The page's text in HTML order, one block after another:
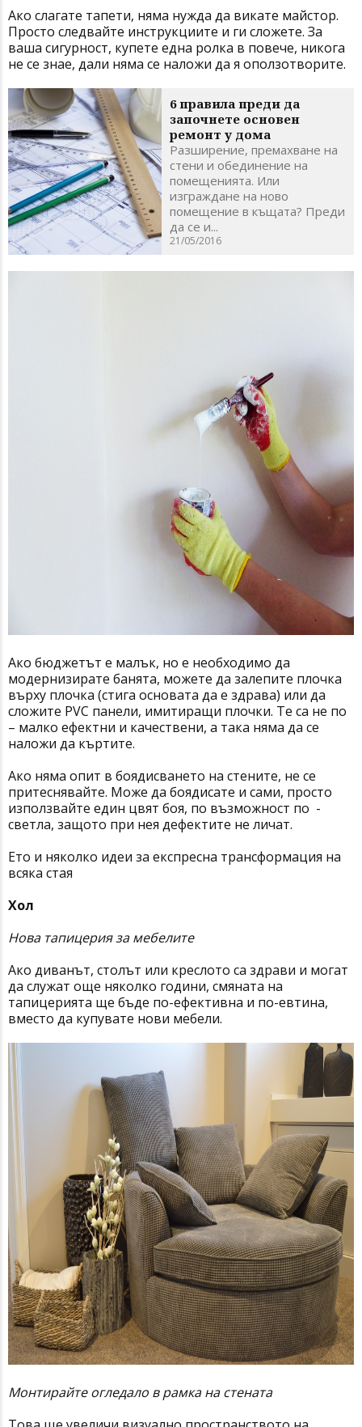
Ако слагате тапети, няма нужда да викате майстор.
Просто следвайте инструкциите и ги сложете. За
ваша сигурност, купете една ролка в повече, никога
не се знае, дали няма се наложи да я оползотворите.
6 правила преди да
започнете основен
ремонт у дома
Разширение, премахване на
стени и обединение на
помещенията. Или
изграждане на ново
помещение в къщата? Преди
да се и...
21/05/2016
Ако бюджетът е малък, но е необходимо да
модернизирате банята, можете да залепите плочка
върху плочка (стига основата да е здрава) или да
сложите PVC панели, имитиращи плочки. Те са не по
– малко ефектни и качествени, а така няма да се
наложи да къртите.
Ако няма опит в боядисването на стените, не се
притеснявайте. Може да боядисате и сами, просто
използвайте един цвят боя, по възможност по -
светла, защото при нея дефектите не личат.
Ето и няколко идеи за експресна трансформация на
всяка стая
Хол
Нова тапицерия за мебелите
Ако диванът, столът или креслото са здрави и могат
да служат още няколко години, смяната на
тапицерията ще бъде по-ефективна и по-евтина,
вместо да купувате нови мебели.
Монтирайте огледало в рамка на стената